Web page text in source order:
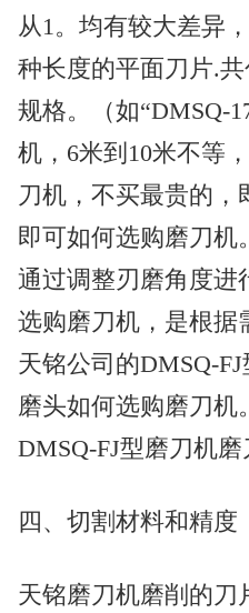
从1。均有较大差异
种长度的平面刀片.
规格。（如“DMSQ-
机，6米到10米不等
刀机，不买最贵的，
即可如何选购磨刀机
通过调整刃磨角度进
选购磨刀机，是根据
天铭公司的DMSQ-
磨头如何选购磨刀机
DMSQ-FJ型磨刀机磨
四、切割材料和精度
天铭磨刀机磨削的刀